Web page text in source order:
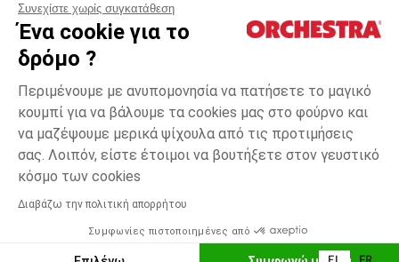
Συνεχίστε χωρίς συγκατάθεση
Ένα cookie για το
δρόμο ?
Περιμένουμε με ανυπομονησία να πατήσετε το μαγικό
κουμπί για να βάλουμε τα cookies μας στο φούρνο και
να μαζέψουμε μερικά ψίχουλα από τις προτιμήσεις
σας. Λοιπόν, είστε έτοιμοι να βουτήξετε στον γευστικό
κόσμο των cookies
Διαβάζω την πολιτική απορρήτου
Συμφωνίες πιστοποιημένες από
Ροζ
one
Δυνατότητα πληρωμής με
ΠΡΟΣΘΉΚΗ ΣΤΟ ΚΑΛΆΘΙ
Γενικοί 'Οροι Πώλησης
*Εμπορικες προσφορες
Προσωπικά δεδομένα
Διαχείρηση των cookies
Προσβασιμότητα: μη συμμορφούμενη
H Orchestra συμμετέχει στον κωδικά δεοντολογίας και στο σύστημα
μεσολάβησης της Γαλλικής Ομοσπονδίας Ηλεκτρονικού Εμπορίου.